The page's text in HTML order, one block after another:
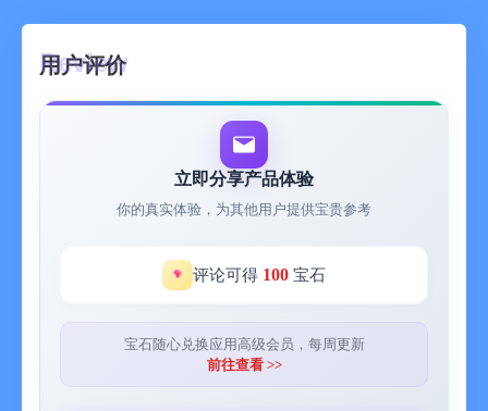
> 记帐资料可输出成Excel
> 贴心每日提醒, 不再忘记记帐
> 密码锁功能，不再怕资料被偷看
记帐活宝兔monny免费下载使用，且随时都可在APP内购买升级
Premium方案，无限使用好用的专属报表。
【关于升级极致版】
。每月花费前十名排行榜分析
。每月花费类别排行榜
。密码锁功能
【免费使用功能】
用户评价
立即分享产品体验
你的真实体验，为其他用户提供宝贵参考
评论可得 100 宝石
宝石随心兑换应用高级会员，每周更新
前往查看 >>